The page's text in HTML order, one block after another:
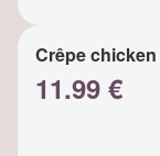
Crêpe chicken
11.99 €